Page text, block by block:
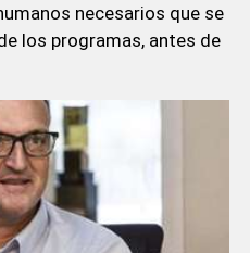
necesarios que se
los programas, antes de